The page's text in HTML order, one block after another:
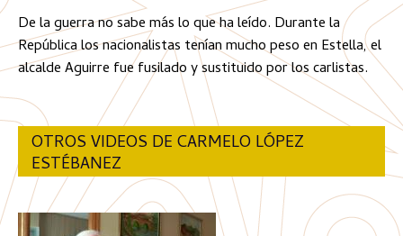
De la guerra no sabe más lo que ha leído. Durante la
República los nacionalistas tenían mucho peso en Estella, el
alcalde Aguirre fue fusilado y sustituido por los carlistas.
OTROS VIDEOS DE CARMELO LÓPEZ
ESTÉBANEZ